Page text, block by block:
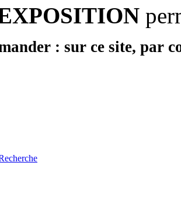
: sur ce site, par